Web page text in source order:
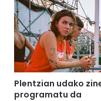
Plentzian udako
programatu da